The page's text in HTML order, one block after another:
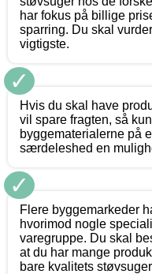
har fokus på billige
sparring. Du skal
vigtigste.
✓
Hvis du skal have
vil spare fragten, så
byggematerialerne på
særdeleshed en
✓
Flere byggemarkeder
hvorimod nogle
varegruppe. Du skal
at du har mange
bare kvalitets